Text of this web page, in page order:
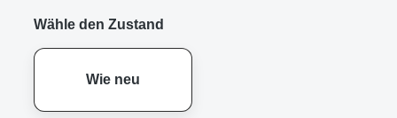
Wähle den Zustand
Wie neu